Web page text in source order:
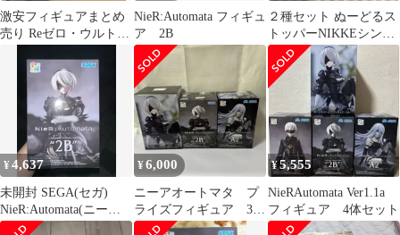
激安フィギュアまとめ
売り Reゼロ・ウルトラ
NieR:Automata フィギュ
ア 2B
２種セット ぬーどるス
トッパーNIKKEシンデ
レラ、ちょこのせNieR:
2B
¥4,637
未開封 SEGA(セガ)
NieR:Automata(ニーア
オートマタ) 2B ちょこ
¥6,000
ニーアオートマタ プ
ライズフィギュア 3種
セット
¥5,555
NieRAutomata Ver1.1a
フィギュア 4体セット